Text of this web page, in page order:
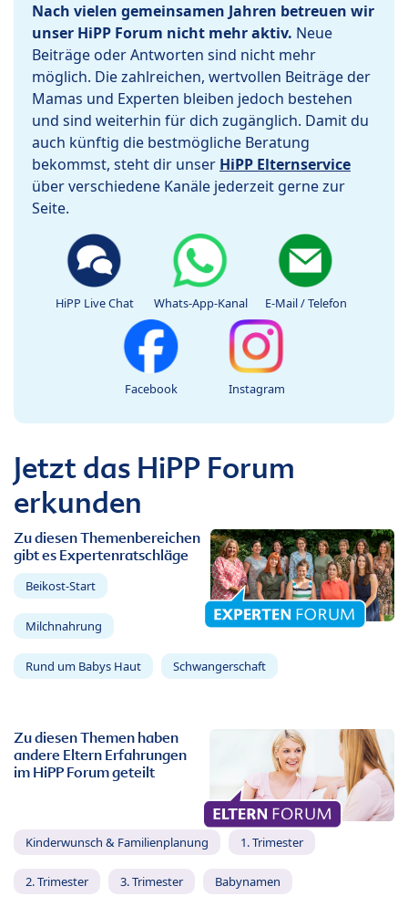
Nach vielen gemeinsamen Jahren betreuen wir
unser HiPP Forum nicht mehr aktiv. Neue
Beiträge oder Antworten sind nicht mehr
möglich. Die zahlreichen, wertvollen Beiträge der
Mamas und Experten bleiben jedoch bestehen
und sind weiterhin für dich zugänglich. Damit du
auch künftig die bestmögliche Beratung
bekommst, steht dir unser HiPP Elternservice
über verschiedene Kanäle jederzeit gerne zur
Seite.
HiPP Live Chat Whats-App-Kanal E-Mail / Telefon
Facebook Instagram
Jetzt das HiPP Forum
erkunden
Zu diesen Themenbereichen
gibt es Expertenratschläge
Beikost-Start
Milchnahrung
Rund um Babys Haut Schwangerschaft
Zu diesen Themen haben
andere Eltern Erfahrungen
im HiPP Forum geteilt
Kinderwunsch & Familienplanung 1. Trimester
2. Trimester 3. Trimester Babynamen